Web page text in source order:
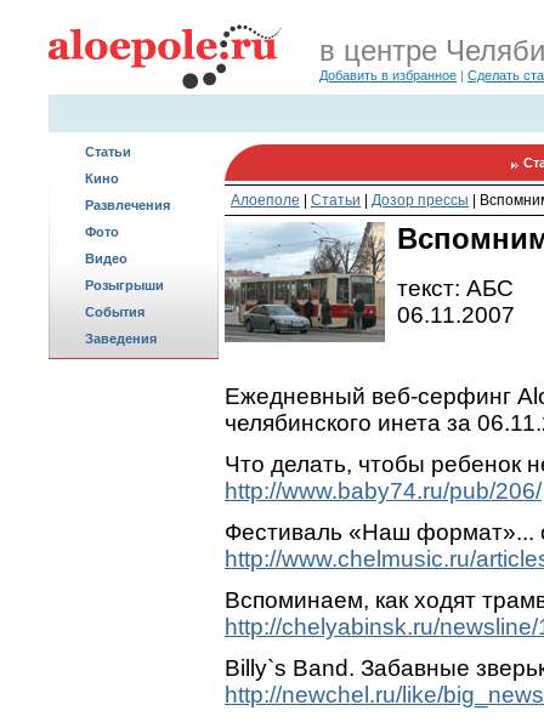
в центре
Добавить в избранное | Сделать
Статьи
Кино
Развлечения
Фото
Видео
Розыгрыши
События
Заведения
Алоеполе Статьи Дозор прессы
текст: АБС
06.11.2007
Ежедневный веб-серфинг
челябинского инета за
Что делать, чтобы ребенок
http://www.baby74.ru/pub/206/
Фестиваль «Наш формат»...
http://www.chelmusic.ru/
Вспоминаем, как ходят
http://chelyabinsk.ru/
Billу`s Band. Забавные
http://newchel.ru/like/